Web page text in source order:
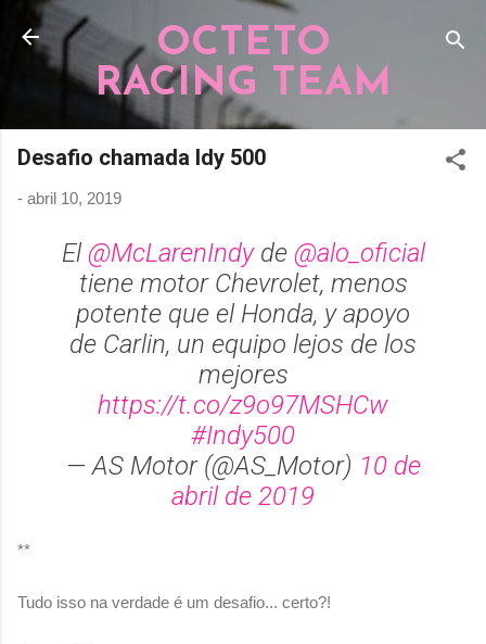
Pular para o conteúdo principal
OCTETO
RACING TEAM
Desafio chamada Idy 500
- abril 10, 2019
El@McLarenIndyde @alo_oficial
tiene motor Chevrolet, menos
potente que el Honda, y apoyo
de Carlin, un equipo lejos de los
mejores
https://t.co/z9o97MSHCw
#Indy500
— AS Motor (@AS_Motor) 10 de
abril de 2019
**
Tudo isso na verdade é um desafio... certo?!